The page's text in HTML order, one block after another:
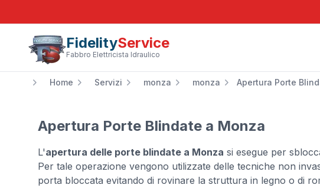
FidelityService
Fabbro Elettricista Idraulico
Home Servizi monza monza Apertura Porte
Apertura Porte Blindate a Monza
L'apertura delle porte blindate a Monza si esegue per
Per tale operazione vengono utilizzate delle tecniche non
porta bloccata evitando di rovinare la struttura in legno o di